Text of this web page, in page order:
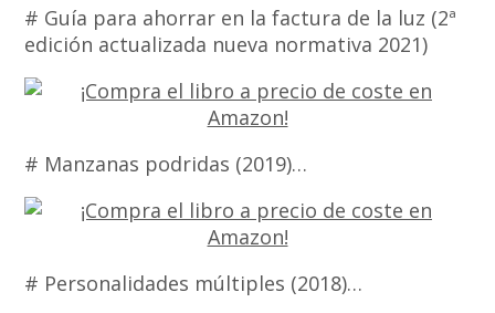
# Guía para ahorrar en la factura de la luz (2ª
edición actualizada nueva normativa 2021)
# Manzanas podridas (2019)…
# Personalidades múltiples (2018)…